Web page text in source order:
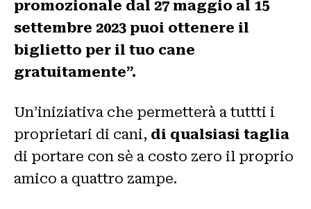
promozionale dal 27 maggio al 15
settembre 2023 puoi ottenere il
biglietto per il tuo cane
gratuitamente”.
Un’iniziativa che permetterà a tuttti i
proprietari di cani, di qualsiasi taglia
di portare con sè a costo zero il proprio
amico a quattro zampe.